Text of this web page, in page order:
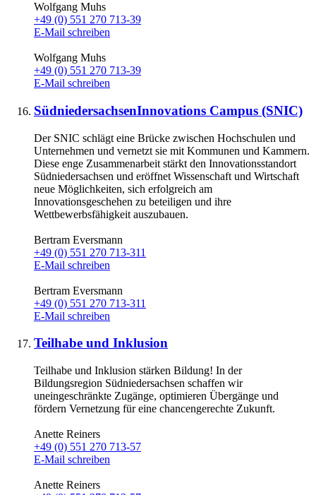
Wolfgang Muhs
+49 (0) 551 270 713-39
E-Mail schreiben
Wolfgang Muhs
+49 (0) 551 270 713-39
E-Mail schreiben
SüdniedersachsenInnovations Campus (SNIC)
Der SNIC schlägt eine Brücke zwischen Hochschulen und
Unternehmen und vernetzt sie mit Kommunen und Kammern.
Diese enge Zusammenarbeit stärkt den Innovationsstandort
Südniedersachsen und eröffnet Wissenschaft und Wirtschaft
neue Möglichkeiten, sich erfolgreich am
Innovationsgeschehen zu beteiligen und ihre
Wettbewerbsfähigkeit auszubauen.
Bertram Eversmann
+49 (0) 551 270 713-311
E-Mail schreiben
Bertram Eversmann
+49 (0) 551 270 713-311
E-Mail schreiben
Teilhabe und Inklusion
Teilhabe und Inklusion stärken Bildung! In der
Bildungsregion Südniedersachsen schaffen wir
uneingeschränkte Zugänge, optimieren Übergänge und
fördern Vernetzung für eine chancengerechte Zukunft.
Anette Reiners
+49 (0) 551 270 713-57
E-Mail schreiben
Anette Reiners